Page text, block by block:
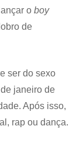
o boy
de
ser do sexo
janeiro de
Após isso,
rap ou dança.